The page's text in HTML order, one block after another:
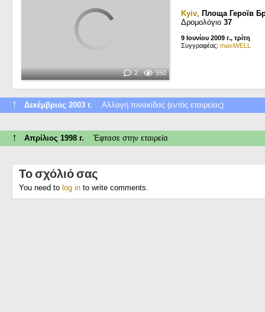
2 550
Kyiv, Площа Героїв
Δρομολόγιο 37
9 Ιουνίου 2009 г., τρίτη
Συγγραφέας: maxiWELL
↑ Δεκέμβριος 2003 г. Αλλαγή πινακίδας (εντός εταιρείας)
↑ Απρίλιος 1998 г. Έφτασε στην εταιρεία
Το σχόλιό σας
You need to log in to write comments.